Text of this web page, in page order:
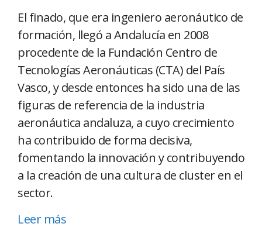
El finado, que era ingeniero aeronáutico de
formación, llegó a Andalucía en 2008
procedente de la Fundación Centro de
Tecnologías Aeronáuticas (CTA) del País
Vasco, y desde entonces ha sido una de las
figuras de referencia de la industria
aeronáutica andaluza, a cuyo crecimiento
ha contribuido de forma decisiva,
fomentando la innovación y contribuyendo
a la creación de una cultura de cluster en el
sector.
Leer más